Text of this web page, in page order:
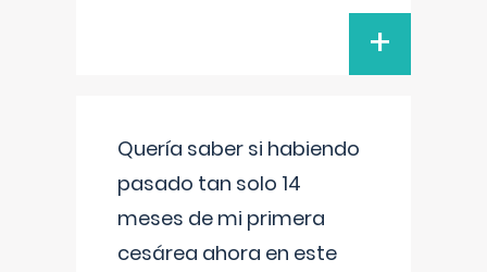
+
Quería saber si habiendo
pasado tan solo 14
meses de mi primera
cesárea ahora en este